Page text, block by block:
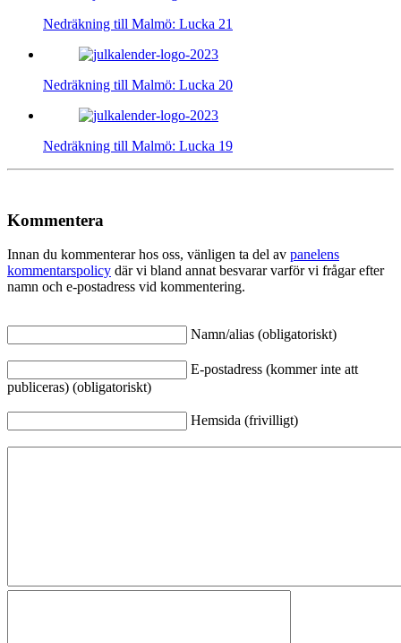
Nedräkning till Malmö: Lucka 21
Nedräkning till Malmö: Lucka 20
Nedräkning till Malmö: Lucka 19
Kommentera
Innan du kommenterar hos oss, vänligen ta del av panelens
kommentarspolicy där vi bland annat besvarar varför vi frågar efter
namn och e-postadress vid kommentering.
Namn/alias (obligatoriskt)
E-postadress (kommer inte att
publiceras) (obligatoriskt)
Hemsida (frivilligt)